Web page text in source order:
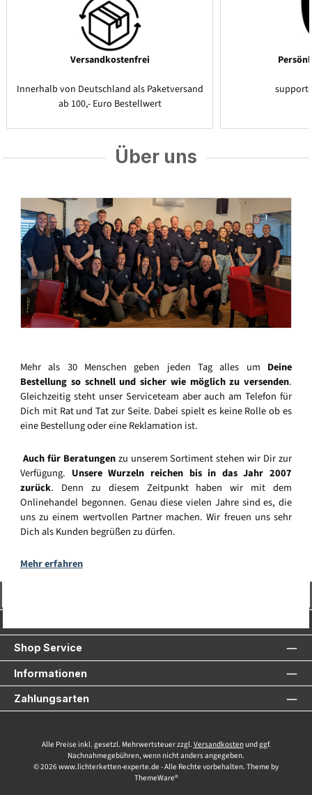
Versandkostenfrei
Innerhalb von Deutschland als Paketversand
ab 100,- Euro Bestellwert
Über uns
Mehr als 30 Menschen geben jeden Tag alles um Deine
Bestellung so schnell und sicher wie möglich zu versenden.
Gleichzeitig steht unser Serviceteam aber auch am Telefon für
Dich mit Rat und Tat zur Seite. Dabei spielt es keine Rolle ob es
eine Bestellung oder eine Reklamation ist.
Auch für Beratungenzu unserem Sortiment stehen wir Dir zur
Verfügung. Unsere Wurzeln reichen bis in das Jahr 2007
zurück. Denn zu diesem Zeitpunkt haben wir mit dem
Onlinehandel begonnen. Genau diese vielen Jahre sind es, die
uns zu einem wertvollen Partner machen. Wir freuen uns sehr
Dich als Kunden begrüßen zu dürfen.
Mehr erfahren
Shop Service
Informationen
Zahlungsarten
Alle Preise inkl. gesetzl. Mehrwertsteuer zzgl. Versandkostenund ggf.
Nachnahmegebühren, wenn nicht anders angegeben.
© 2026 www.lichterketten-experte.de - Alle Rechte vorbehalten. Theme by
ThemeWare®